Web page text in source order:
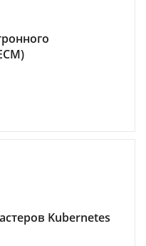
Kubernetes